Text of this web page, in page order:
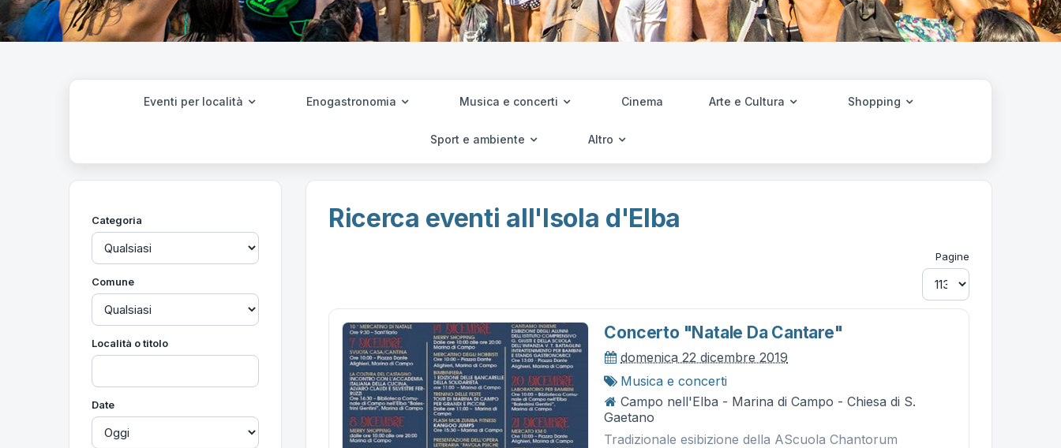
Eventi per località Enogastronomia Musica e concerti Cinema Arte e Cultura Shopping
Sport e ambiente Altro
Categoria
Comune
Località o titolo
Date
Ricerca eventi all'Isola d'Elba
Pagine
Concerto "natale Da Cantare"
domenica 22 dicembre 2019
Musica e concerti
Campo nell'Elba - Marina di Campo - Chiesa di S.
Gaetano
Tradizionale esibizione della AScuola Chantorum